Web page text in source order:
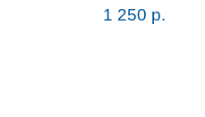
1 250 р.